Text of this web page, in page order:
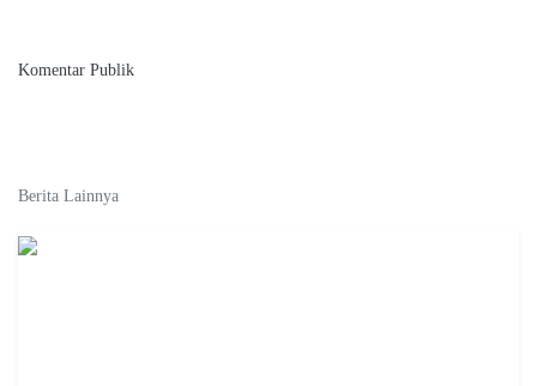
Komentar Publik
Berita Lainnya